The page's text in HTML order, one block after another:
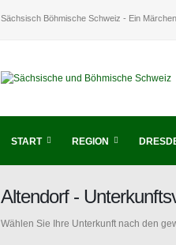
Sächsisch Böhmische Schweiz - Ein
START REGION
Altendorf -
Wählen Sie Ihre Unterkunft nach den